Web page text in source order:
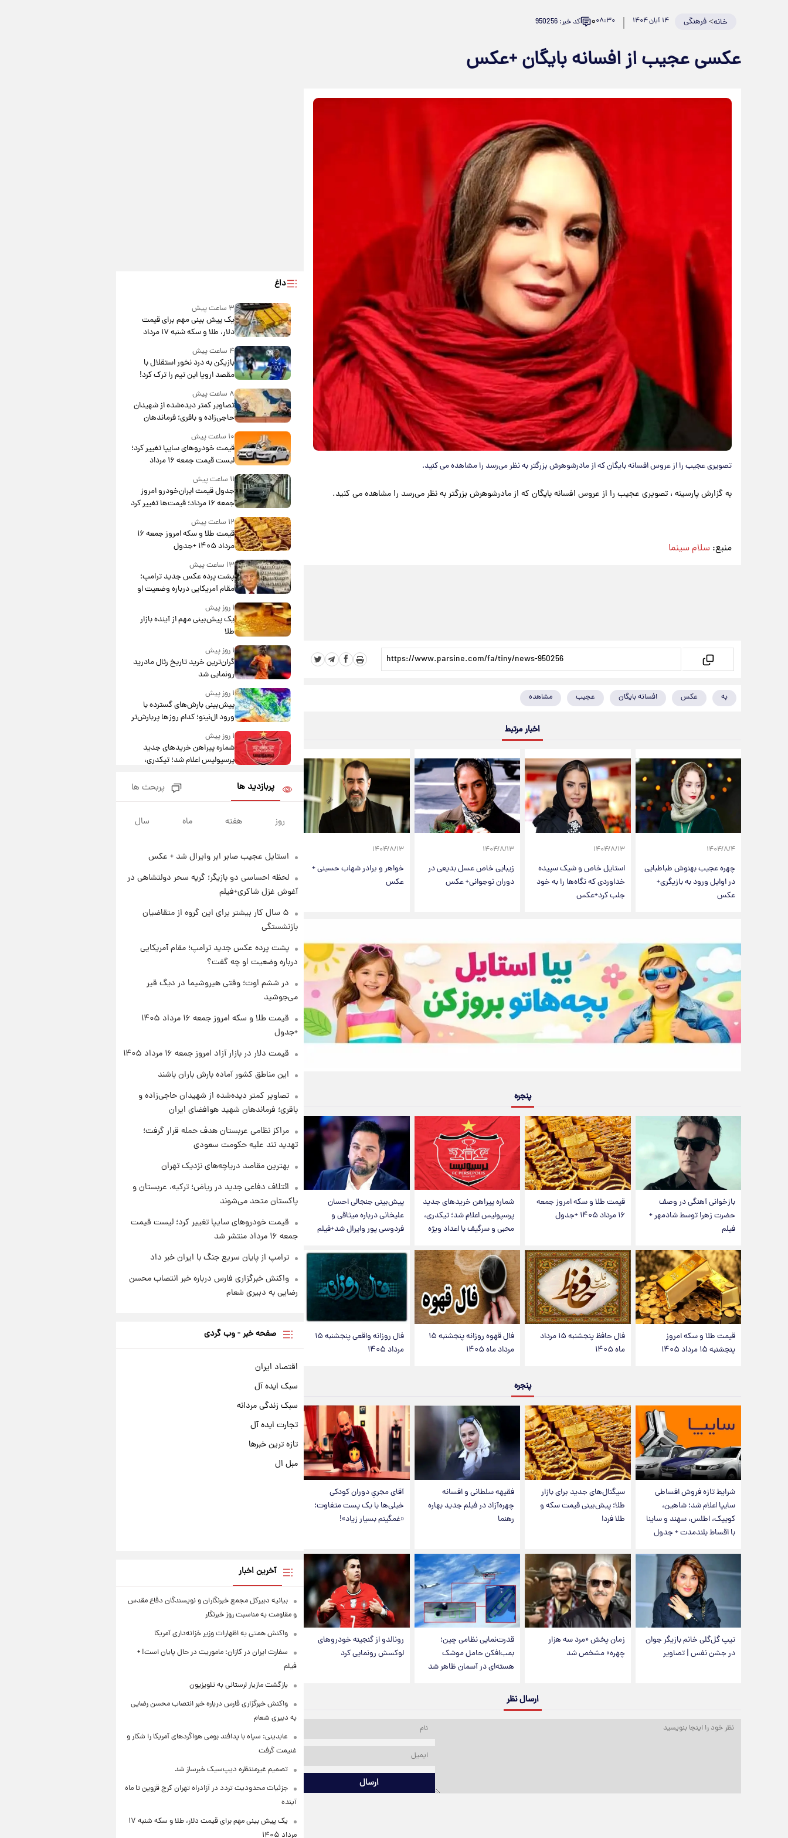
خانه>فرهنگی ۱۴ آبان ۱۴۰۴ ۰۸:۳۰۰ کد خبر: 950256
عکسی عجیب از افسانه بایگان +عکس
تصویری عجیب را از عروس افسانه بایگان که از مادرشوهرش بزرگتر به نظر می‌رسد را مشاهده می کنید.
به گزارش پارسینه ، تصویری عجیب را از عروس افسانه بایگان که از مادرشوهرش بزرگتر به نظر می‌رسد را مشاهده می کنید.
منبع: سلام سینما
به عکس افسانه بایگان عجیب مشاهده
اخبار مرتبط
۱۴۰۴/۸/۴
چهره عجیب بهنوش طباطبایی
در اوایل ورود به بازیگری+
عکس
۱۴۰۴/۸/۱۳
استایل خاص و شیک سپیده
خداوردی که نگاه‌ها را به خود
جلب کرد+عکس
۱۴۰۴/۸/۱۳
زیبایی خاص عسل بدیعی در
دوران نوجوانی+ عکس
۱۴۰۴/۸/۱۳
خواهر و برادر شهاب حسینی +
عکس
پنجره
بازخوانی آهنگی در وصف
حضرت زهرا توسط شادمهر +
فیلم
قیمت طلا و سکه امروز جمعه
۱۶ مرداد ۱۴۰۵ +جدول
شماره پیراهن خریدهای جدید
پرسپولیس اعلام شد؛ تیکدری،
محبی و سرگیف با اعداد ویژه
پیش‌بینی جنجالی احسان
علیخانی درباره میثاقی و
فردوسی پور وایرال شد+فیلم
قیمت طلا و سکه امروز
پنجشنبه ۱۵ مرداد ۱۴۰۵
فال حافظ پنجشنبه ۱۵ مرداد
ماه ۱۴۰۵
فال قهوه روزانه پنجشنبه ۱۵
مرداد ماه ۱۴۰۵
فال روزانه واقعی پنجشنبه ۱۵
مرداد ۱۴۰۵
پنجره
شرایط تازه فروش اقساطی
سایپا اعلام شد؛ شاهین،
کوییک، اطلس، سهند و ساینا
با اقساط بلندمدت + جدول
سیگنال‌های جدید برای بازار
طلا؛ پیش‌بینی قیمت سکه و
طلا فردا
فقیهه سلطانی و افسانه
چهره‌آزاد در فیلم جدید بهاره
رهنما
آقای مجریِ دوران کودکی
خیلی‌ها با یک پست متفاوت؛
«غمگینم بسیار زیاد»!
تیپ گل‌گلی خانم بازیگر جوان
در جشن نفس | تصاویر
زمان پخش «مرد سه هزار
چهره» مشخص شد
قدرت‌نمایی نظامی چین؛
بمب‌افکن حامل موشک
هسته‌ای در آسمان ظاهر شد
رونالدو از گنجینه خودروهای
لوکسش رونمایی کرد
ارسال نظر
ارسال
داغ
۳ ساعت پیش
یک پیش ‌بینی مهم برای قیمت
دلار، طلا و سکه شنبه ۱۷ مرداد
۱۴۰۵
۴ ساعت پیش
بازیکن به درد نخور استقلال با
مقصد اروپا این تیم را ترک کرد!
۸ ساعت پیش
تصاویر کمتر دیده‌شده از شهیدان
حاجی‌زاده و باقری؛ فرماندهان
شهید هوافضای ایران
۱۰ ساعت پیش
قیمت خودروهای سایپا تغییر کرد؛
لیست قیمت جمعه ۱۶ مرداد
منتشر شد
۱۱ ساعت پیش
جدول قیمت ایران‌خودرو امروز
جمعه ۱۶ مرداد؛ قیمت‌ها تغییر کرد
۱۲ ساعت پیش
قیمت طلا و سکه امروز جمعه ۱۶
مرداد ۱۴۰۵ +جدول
۱۳ ساعت پیش
پشت پرده عکس جدید ترامپ؛
مقام آمریکایی درباره وضعیت او
چه گفت؟
۱ روز پیش
یک پیش‌بینی مهم از آینده بازار
طلا
۱ روز پیش
گران‌ترین خرید تاریخ رئال مادرید
رونمایی شد
۱ روز پیش
پیش‌بینی بارش‌های گسترده با
ورود ال‌نینو؛ کدام روزها پربارش‌تر
خواهند بود؟
۱ روز پیش
شماره پیراهن خریدهای جدید
پرسپولیس اعلام شد؛ تیکدری،
جزئیات فعال‌سازی «کیف پول
ایران» اعلام شد+فیلم
۱ روز پیش
۱۵ مرداد ۱۴۰۵ +جدول
قیمت طلا و سکه امروز پنجشنبه
۱۵ مرداد ۱۴۰۵
شارژ جدید کالابرگ برای سه
پربازدید ها پربحث ها
روز هفته ماه سال
استایل عجیب صابر ابر وایرال شد + عکس
لحظه احساسی دو بازیگر؛ گریه سحر دولتشاهی در
آغوش غزل شاکری+فیلم
۵ سال کار بیشتر برای این گروه از متقاضیان
بازنشستگی
پشت پرده عکس جدید ترامپ؛ مقام آمریکایی
درباره وضعیت او چه گفت؟
در ششم اوت؛ وقتی هیروشیما در دیگ قیر
می‌جوشید
قیمت طلا و سکه امروز جمعه ۱۶ مرداد ۱۴۰۵
+جدول
قیمت دلار در بازار آزاد امروز جمعه ۱۶ مرداد ۱۴۰۵
این مناطق کشور آماده بارش باران باشند
تصاویر کمتر دیده‌شده از شهیدان حاجی‌زاده و
باقری؛ فرماندهان شهید هوافضای ایران
مراکز نظامی عربستان هدف حمله قرار گرفت؛
تهدید تند علیه حکومت سعودی
بهترین مقاصد دریاچه‌های نزدیک تهران
ائتلاف دفاعی جدید در ریاض؛ ترکیه، عربستان و
پاکستان متحد می‌شوند
قیمت خودروهای سایپا تغییر کرد؛ لیست قیمت
جمعه ۱۶ مرداد منتشر شد
ترامپ از پایان سریع جنگ با ایران خبر داد
واکنش خبرگزاری فارس درباره خبر انتصاب محسن
رضایی به دبیری شعام
صفحه خبر - وب گردی
اقتصاد ایران
سبک ایده آل
سبک زندگی مردانه
تجارت ایده آل
تازه ترین خبرها
مبل ال
آخرین اخبار
بیانیه دبیرکل مجمع خبرنگاران و نویسندگان دفاع مقدس
و مقاومت به مناسبت روز خبرنگار
واکنش همتی به اظهارات وزیر خزانه‌داری آمریکا
سفارت ایران در کازان: ماموریت در حال پایان است! +
فیلم
بازگشت مازیار لرستانی به تلویزیون
واکنش خبرگزاری فارس درباره خبر انتصاب محسن رضایی
به دبیری شعام
عابدینی: سپاه با پدافند بومی هواگردهای آمریکا را شکار و
غنیمت گرفت
تصمیم غیرمنتظره دیپ‌سیک خبرساز شد
جزئیات محدودیت تردد در آزادراه تهران کرج قزوین تا ماه
آینده
یک پیش ‌بینی مهم برای قیمت دلار، طلا و سکه شنبه ۱۷
مرداد ۱۴۰۵